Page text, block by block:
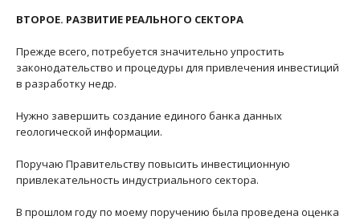
ВТОРОЕ. РАЗВИТИЕ РЕАЛЬНОГО СЕКТОРА
Прежде всего, потребуется значительно упростить
законодательство и процедуры для привлечения инвестиций
в разработку недр.
Нужно завершить создание единого банка данных
геологической информации.
Поручаю Правительству повысить инвестиционную
привлекательность индустриального сектора.
В прошлом году по моему поручению была проведена оценка